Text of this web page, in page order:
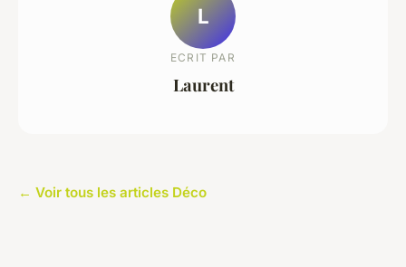
L
ECRIT PAR
Laurent
← Voir tous les articles Déco